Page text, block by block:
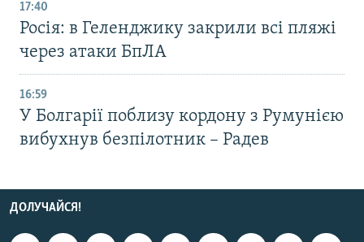
17:40
Росія: в Геленджику закрили всі пляжі
через атаки БпЛА
16:59
У Болгарії поблизу кордону з Румунією
вибухнув безпілотник – Радев
ДОЛУЧАЙСЯ!